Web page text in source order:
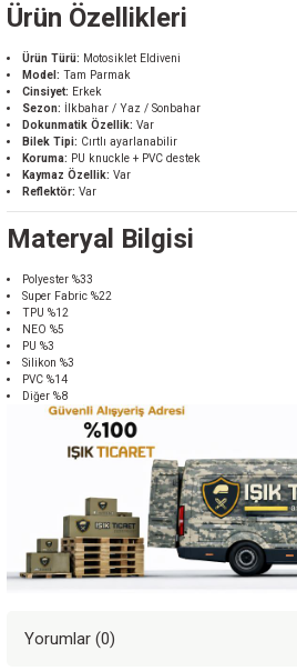
Ürün Özellikleri
Ürün Türü: Motosiklet Eldiveni
Model: Tam Parmak
Cinsiyet: Erkek
Sezon: İlkbahar / Yaz / Sonbahar
Dokunmatik Özellik: Var
Bilek Tipi: Cırtlı ayarlanabilir
Koruma: PU knuckle + PVC destek
Kaymaz Özellik: Var
Reflektör: Var
Materyal Bilgisi
Polyester %33
Super Fabric %22
TPU %12
NEO %5
PU %3
Silikon %3
PVC %14
Diğer %8
Yorumlar (0)